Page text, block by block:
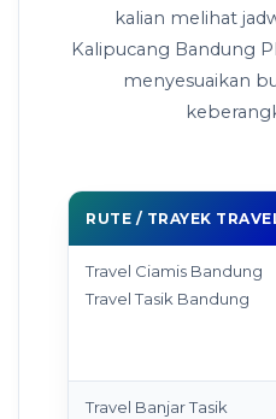
kalian melihat
Kalipucang Bandung
menyesuaikan
RUTE / TRAYEK
Travel Ciamis Bandung
Travel Tasik Bandung
Travel Banjar Tasik